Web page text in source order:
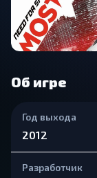
Об игре
Год выхода
2012
Разработчик